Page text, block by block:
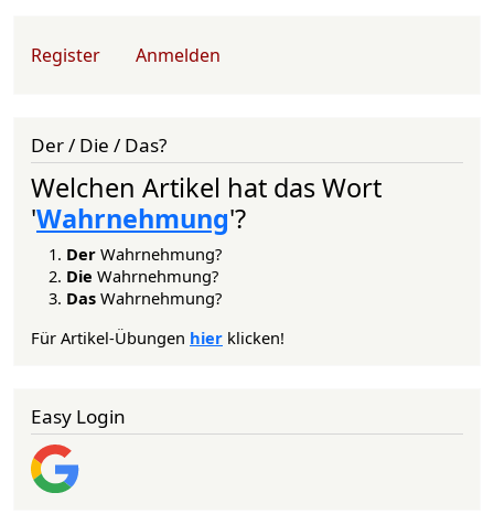
User account menu
Register Anmelden
Der / Die / Das?
Welchen Artikel hat das Wort
'Wahrnehmung'?
Der Wahrnehmung?
Die Wahrnehmung?
Das Wahrnehmung?
Für Artikel-Übungen hier klicken!
Easy Login